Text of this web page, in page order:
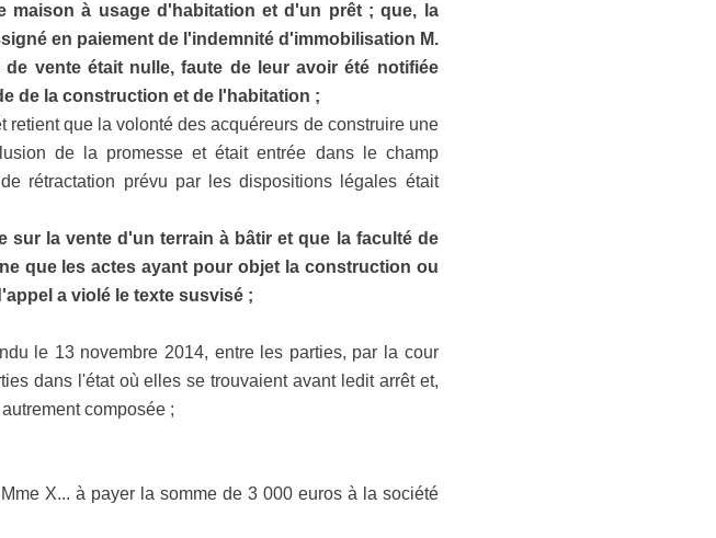
à usage d'habitation et d'un prêt ; que, la
en paiement de l'indemnité d'immobilisation M.
vente était nulle, faute de leur avoir été notifiée
de la construction et de l'habitation ;
que la volonté des acquéreurs de construire une
de la promesse et était entrée dans le champ
rétractation prévu par les dispositions légales était
sur la vente d'un terrain à bâtir et que la faculté de
que les actes ayant pour objet la construction ou
a violé le texte susvisé ;
le 13 novembre 2014, entre les parties, par la cour
dans l'état où elles se trouvaient avant ledit arrêt et,
composée ;
X... à payer la somme de 3 000 euros à la société